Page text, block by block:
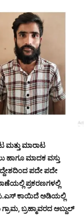
ಮತ್ತು ಮಾರಾಟ
ಹಾಗೂ ಮಾದಕ ವಸ್ತು
ಪದೇ ಪದೇ
ಪ್ರಕರಣಗಳಲ್ಲಿ
ಕಾಯಿದೆ ಅಡಿಯಲ್ಲಿ
ಬ್ರಹ್ಮಾವರದ ಅಬ್ದುಲ್‌